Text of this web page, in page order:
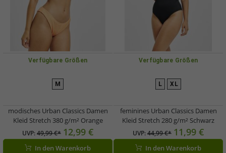
Verfügbare Größen
M
modisches Urban Classics Damen
Kleid Stretch 380 g/m² Orange
UVP:49,99 €* 12,99 €
In den Warenkorb
Verfügbare Größen
L XL
feminines Urban Classics Damen
Kleid Stretch 280 g/m² Schwarz
UVP:44,99 €* 11,99 €
In den Warenkorb